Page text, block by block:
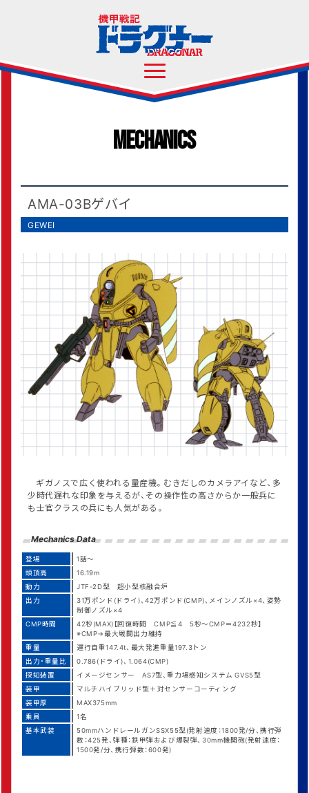
Mechanics
AMA-03Bゲバイ
GEWEI
ギガノスで広く使われる量産機。むきだしのカメラアイなど、多
少時代遅れな印象を与えるが、その操作性の高さからか一般兵に
も士官クラスの兵にも人気がある。
Mechanics Data
登場
1話～
頭頂高
16.19m
動力
JTF-2D型 超小型核融合炉
出力
31万ポンド(ドライ)、42万ポンド(CMP)、メインノズル×4、姿勢
制御ノズル×4
CMP時間
42秒(MAX)【回復時間 CMP≦4 5秒～CMP＝4232秒】
※CMP→最大戦闘出力維持
重量
運行自重147.4t、最大発進重量197.3トン
出力・重量比
0.786(ドライ)、1.064(CMP)
探知装置
イメージセンサー AS7型、重力場感知システム GVS5型
装甲
マルチハイブリッド型＋対センサーコーティング
装甲厚
MAX375mm
乗員
1名
基本武装
50mmハンドレールガンSSX55型(発射速度：1800発/分、携行弾
数：425発、弾種：鉄甲弾および爆裂弾、30mm機関砲(発射速度：
1500発/分、携行弾数：600発)